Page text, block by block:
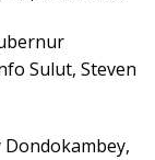
Sulut, Steven